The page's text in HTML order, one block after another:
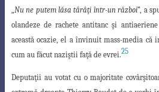
Nu ne putem lăsa târâţi într-un război”, a
olandeze de rachete antitanc şi
această ocazie, el a învinuit mass-media
cum au făcut naziştii faţă de evrei.25
Deputaţii au votat cu o majoritate